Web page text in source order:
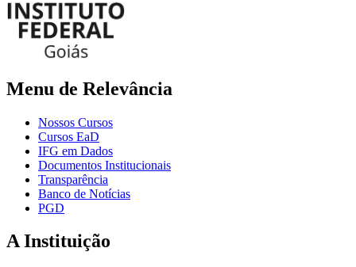
Menu de Relevância
Nossos Cursos
Cursos EaD
IFG em Dados
Documentos Institucionais
Transparência
Banco de Notícias
PGD
A Instituição